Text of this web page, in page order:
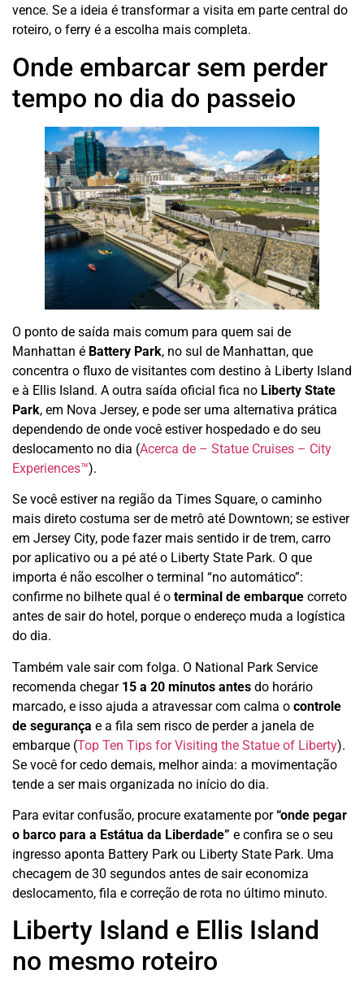
vence. Se a ideia é transformar a visita em parte central do
roteiro, o ferry é a escolha mais completa.
Onde embarcar sem perder
tempo no dia do passeio
O ponto de saída mais comum para quem sai de
Manhattan é Battery Park, no sul de Manhattan, que
concentra o fluxo de visitantes com destino à Liberty Island
e à Ellis Island. A outra saída oficial fica no Liberty State
Park, em Nova Jersey, e pode ser uma alternativa prática
dependendo de onde você estiver hospedado e do seu
deslocamento no dia (Acerca de – Statue Cruises – City
Experiences™).
Se você estiver na região da Times Square, o caminho
mais direto costuma ser de metrô até Downtown; se estiver
em Jersey City, pode fazer mais sentido ir de trem, carro
por aplicativo ou a pé até o Liberty State Park. O que
importa é não escolher o terminal “no automático”:
confirme no bilhete qual é o terminal de embarque correto
antes de sair do hotel, porque o endereço muda a logística
do dia.
Também vale sair com folga. O National Park Service
recomenda chegar 15 a 20 minutos antes do horário
marcado, e isso ajuda a atravessar com calma o controle
de segurança e a fila sem risco de perder a janela de
embarque (Top Ten Tips for Visiting the Statue of Liberty).
Se você for cedo demais, melhor ainda: a movimentação
tende a ser mais organizada no início do dia.
Para evitar confusão, procure exatamente por“onde pegar
o barco para a Estátua da Liberdade” e confira se o seu
ingresso aponta Battery Park ou Liberty State Park. Uma
checagem de 30 segundos antes de sair economiza
deslocamento, fila e correção de rota no último minuto.
Liberty Island e Ellis Island
no mesmo roteiro